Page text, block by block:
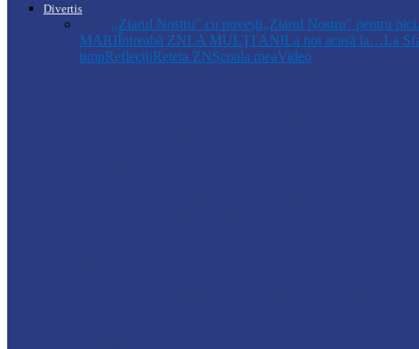
Divertis
,,Ziarul Nostru” cu povești„Ziarul Nostru” pentru pici
MARIÎntreabă ZNLA MULŢI ANILa noi acasă la…La
timpReflecțiiReteta ZNȘcoala meaVideo